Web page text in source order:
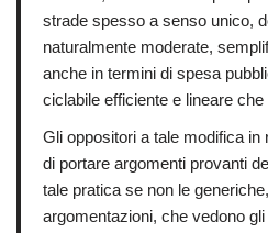
strade spesso a senso unico,
naturalmente moderate,
anche in termini di spesa
ciclabile efficiente e lineare
Gli oppositori a tale modifica in
di portare argomenti provanti
tale pratica se non le
argomentazioni, che vedono